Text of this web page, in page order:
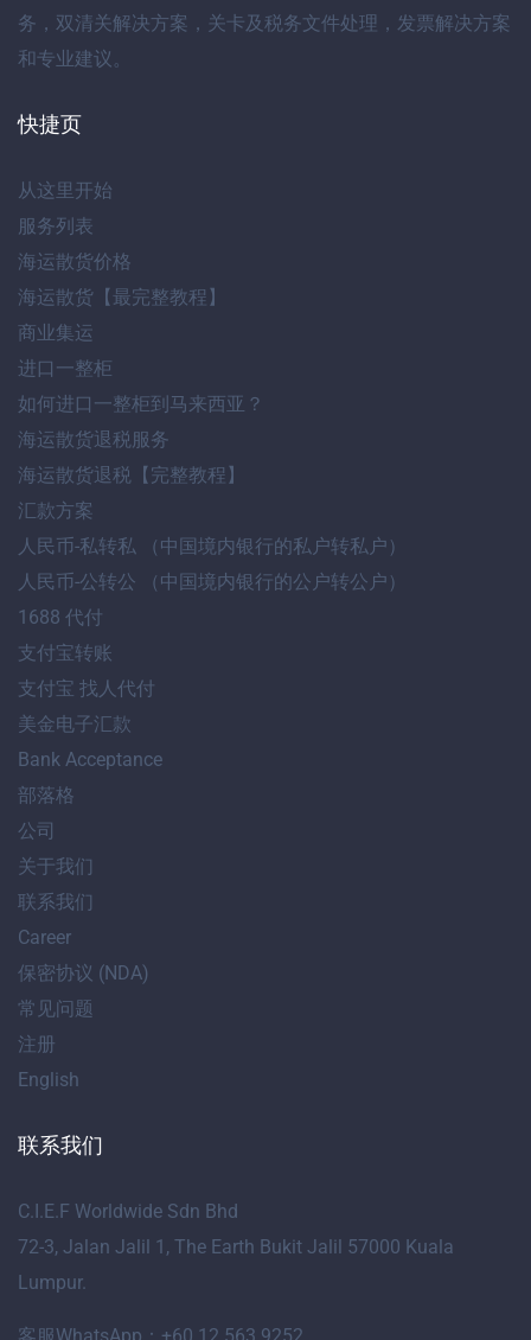
务 ， 双清关解决方案 ， 关卡及税务文件处理 ， 发票解决方案
和专业建议 。
快捷页
从这里开始
服务列表
海运散货价格
海运散货【最完整教程】
商业集运
进口一整柜
如何进口一整柜到马来西亚？
海运散货退税服务
海运散货退税【完整教程】
汇款方案
人民币-私转私 （中国境内银行的私户转私户）
人民币-公转公 （中国境内银行的公户转公户）
1688 代付
支付宝转账
支付宝 找人代付
美金电子汇款
Bank Acceptance
部落格
公司
关于我们
联系我们
Career
保密协议 (NDA)
常见问题
注册
English
联系我们
C.I.E.F Worldwide Sdn Bhd
72-3, Jalan Jalil 1, The Earth Bukit Jalil 57000 Kuala
Lumpur.